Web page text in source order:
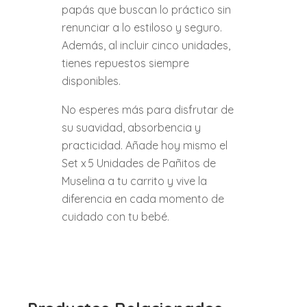
papás que buscan lo práctico sin
renunciar a lo estiloso y seguro.
Además, al incluir cinco unidades,
tienes repuestos siempre
disponibles.
No esperes más para disfrutar de
su suavidad, absorbencia y
practicidad. Añade hoy mismo el
Set x 5 Unidades de Pañitos de
Muselina a tu carrito y vive la
diferencia en cada momento de
cuidado con tu bebé.